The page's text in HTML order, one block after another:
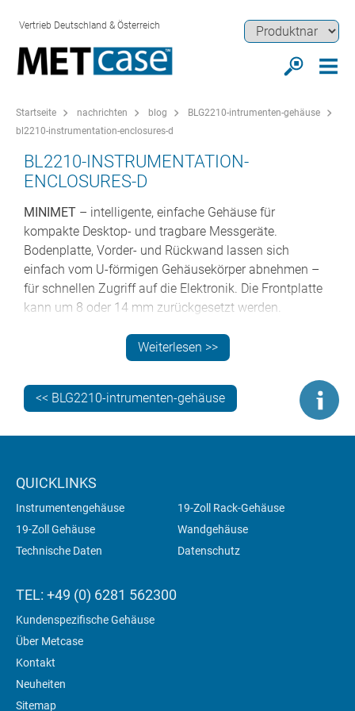
Vertrieb Deutschland & Österreich
Startseite nachrichten blog
BLG2210-intrumenten-gehäuse
bl2210-instrumentation-enclosures-d
BL2210-INSTRUMENTATION-
ENCLOSURES-D
MINIMET – intelligente, einfache Gehäuse für
kompakte Desktop- und tragbare Messgeräte.
Bodenplatte, Vorder- und Rückwand lassen sich
einfach vom U-förmigen Gehäusekörper abnehmen –
für schnellen Zugriff auf die Elektronik. Die Frontplatte
kann um 8 oder 14 mm zurückgesetzt werden.
Schauen Sie sich insbesondere das TECHNOMET-
kundenspezifisch gefärbten blauen Gehäusekörper und
helleren Frontplatte bilden. Diese
einfache Möglichkeit, einem Gehäuse ein Branding
hinzuzufügen.
2). EIN ÄHNLICHES TECHNOMET WURDE
VON NORECS SPEZIFIZIERT
Weiterlesen >>
<< BLG2210-intrumenten-gehäuse
QUICKLINKS
Instrumentengehäuse
19-Zoll Rack-Gehäuse
19-Zoll Gehäuse
Wandgehäuse
Technische Daten
Datenschutz
TEL: +49 (0) 6281 562300
Kundenspezifische Gehäuse
Über Metcase
Kontakt
Neuheiten
Sitemap